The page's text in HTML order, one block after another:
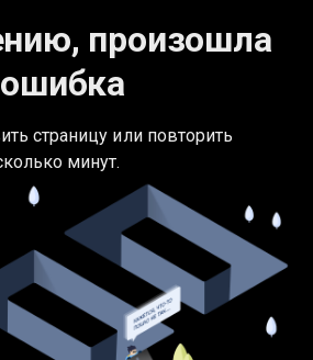
произошла
ошибка
страницу или повторить
минут.